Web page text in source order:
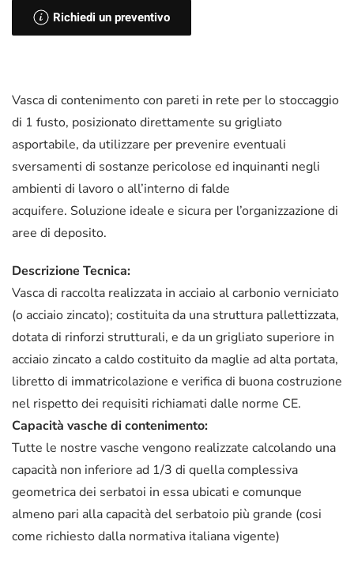
Richiedi un preventivo
Vasca di contenimento con pareti in rete per lo stoccaggio
di 1 fusto, posizionato direttamente su grigliato
asportabile, da utilizzare per prevenire eventuali
sversamenti di sostanze pericolose ed inquinanti negli
ambienti di lavoro o all’interno di falde
acquifere. Soluzione ideale e sicura per l’organizzazione di
aree di deposito.
Descrizione Tecnica:
Vasca di raccolta realizzata in acciaio al carbonio verniciato
(o acciaio zincato); costituita da una struttura pallettizzata,
dotata di rinforzi strutturali, e da un grigliato superiore in
acciaio zincato a caldo costituito da maglie ad alta portata,
libretto di immatricolazione e verifica di buona costruzione
nel rispetto dei requisiti richiamati dalle norme CE.
Capacità vasche di contenimento:
Tutte le nostre vasche vengono realizzate calcolando una
capacità non inferiore ad 1/3 di quella complessiva
geometrica dei serbatoi in essa ubicati e comunque
almeno pari alla capacità del serbatoio più grande (cosi
come richiesto dalla normativa italiana vigente)